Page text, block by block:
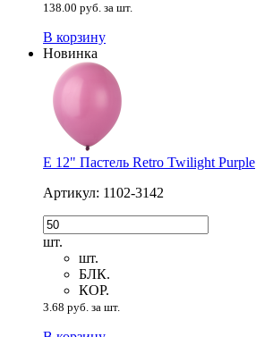
138.00 руб. за шт.
В корзину
Новинка
Е 12" Пастель Retro Twilight Purple
Артикул: 1102-3142
шт.
шт.
БЛК.
КОР.
3.68 руб. за шт.